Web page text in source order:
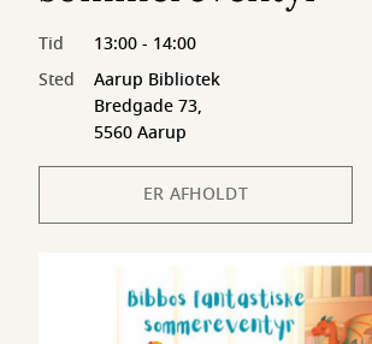
Tid
13:00 - 14:00
Sted
Aarup Bibliotek
Bredgade 73,
5560 Aarup
ER AFHOLDT